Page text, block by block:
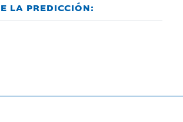
LA PREDICCIÓN: